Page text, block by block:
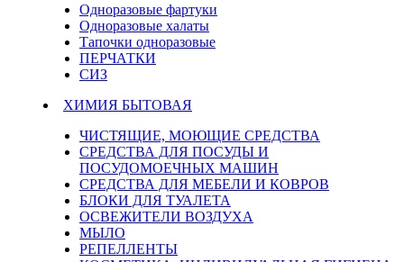
Одноразовые фартуки
Одноразовые халаты
Тапочки одноразовые
ПЕРЧАТКИ
СИЗ
ХИМИЯ БЫТОВАЯ
ЧИСТЯЩИЕ, МОЮЩИЕ СРЕДСТВА
СРЕДСТВА ДЛЯ ПОСУДЫ И
ПОСУДОМОЕЧНЫХ МАШИН
СРЕДСТВА ДЛЯ МЕБЕЛИ И КОВРОВ
БЛОКИ ДЛЯ ТУАЛЕТА
ОСВЕЖИТЕЛИ ВОЗДУХА
МЫЛО
РЕПЕЛЛЕНТЫ